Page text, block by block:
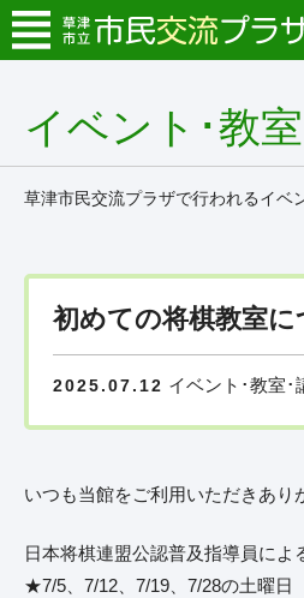
イベント･教
草津市民交流プラザで行われるイベ
初めての将棋教室に
2025.07.12 イベント･教室･
いつも当館をご利用いただきあり
日本将棋連盟公認普及指導員によ
★7/5、7/12、7/19、7/28の土曜日